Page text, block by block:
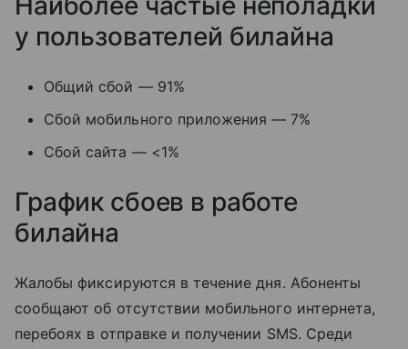
у пользователей билайна
Общий сбой — 91%
Сбой мобильного приложения — 7%
Сбой сайта — <1%
График сбоев в работе
билайна
Жалобы фиксируются в течение дня. Абоненты
сообщают об отсутствии мобильного интернета,
перебоях в отправке и получении SMS. Среди